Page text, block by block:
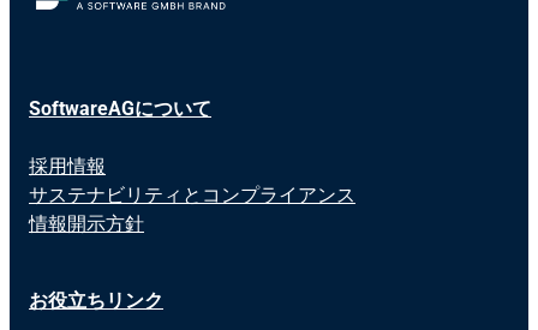
SoftwareAGについて
採用情報
サステナビリティとコンプライアンス
情報開示方針
お役立ちリンク